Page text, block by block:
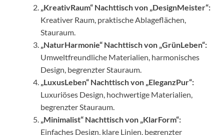
„KreativRaum“ Nachttisch von „DesignMeister“:
Kreativer Raum, praktische Ablageflächen,
Stauraum.
„NaturHarmonie“ Nachttisch von „GrünLeben“:
Umweltfreundliche Materialien, harmonisches
Design, begrenzter Stauraum.
„LuxusLeben“ Nachttisch von „EleganzPur“:
Luxuriöses Design, hochwertige Materialien,
begrenzter Stauraum.
„Minimalist“ Nachttisch von „KlarForm“:
Einfaches Design, klare Linien, begrenzter